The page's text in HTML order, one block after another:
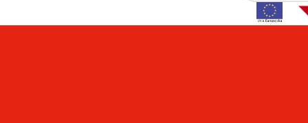
Pracownia Słownika